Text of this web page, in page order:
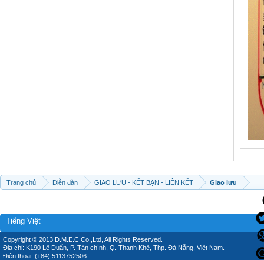
Trang chủ Diễn đàn GIAO LƯU - KẾT BẠN - LIÊN KẾT Giao lưu
Tiếng Việt
Copyright © 2013 D.M.E.C Co.,Ltd, All Rights Reserved.
Địa chỉ: K190 Lê Duẩn, P. Tân chính, Q. Thanh Khê, Thp. Đà Nẵng, Việt Nam.
Điện thoại: (+84) 5113752506